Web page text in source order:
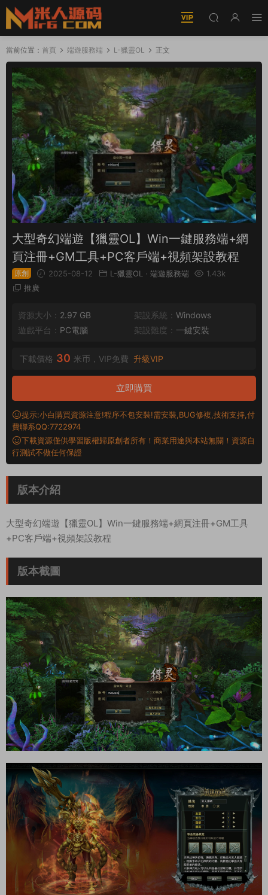
當前位置： 首頁 端遊服務端 L-獵靈OL 正文
大型奇幻端遊【獵靈OL】Win一鍵服務端+網
頁注冊+GM工具+PC客戶端+視頻架設教程
原創 2025-08-12 L-獵靈OL · 端遊服務端
1.43k
推廣
資源大小： 2.97 GB 架設系統： Windows
遊戲平台： PC電腦 架設難度： 一鍵安裝
下載價格 30 米币，VIP免費 升級VIP
立即購買
提示:小白購買資源注意!程序不包安裝!需安裝,BUG修複,技術支持,付
費聯系QQ:7722974
下載資源僅供學習版權歸原創者所有！商業用途與本站無關！資源自
行測試不做任何保證
版本介紹
大型奇幻端遊【獵靈OL】Win一鍵服務端+網頁注冊+GM工具
+PC客戶端+視頻架設教程
版本截圖